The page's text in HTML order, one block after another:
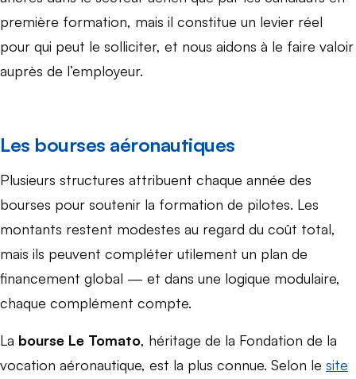
première formation, mais il constitue un levier réel
pour qui peut le solliciter, et nous aidons à le faire valoir
auprès de l’employeur.
Les bourses aéronautiques
Plusieurs structures attribuent chaque année des
bourses pour soutenir la formation de pilotes. Les
montants restent modestes au regard du coût total,
mais ils peuvent compléter utilement un plan de
financement global — et dans une logique modulaire,
chaque complément compte.
La bourse Le Tomato, héritage de la Fondation de la
vocation aéronautique, est la plus connue. Selon le site